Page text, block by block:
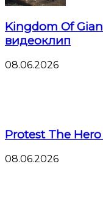
Kingdom Of
видеоклип
08.06.2026
Protest The
08.06.2026